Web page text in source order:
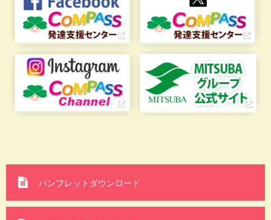
パンフレットダウンロード